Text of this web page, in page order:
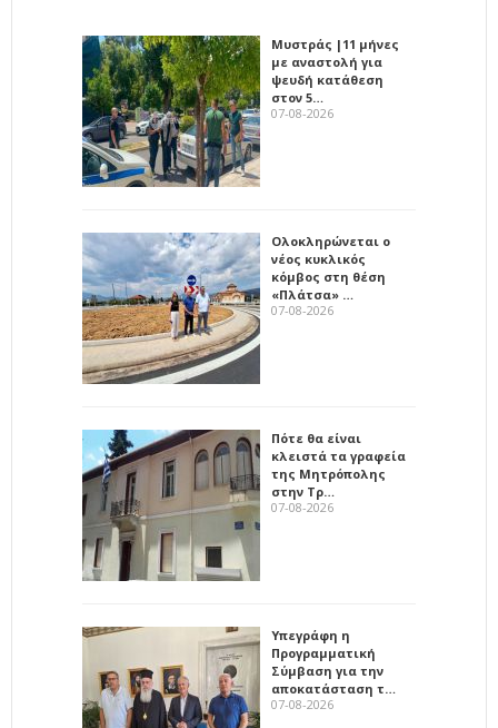
Μυστράς |11 μήνες
με αναστολή για
ψευδή κατάθεση
στον 5…
07-08-2026
Ολοκληρώνεται ο
νέος κυκλικός
κόμβος στη θέση
«Πλάτσα» …
07-08-2026
Πότε θα είναι
κλειστά τα γραφεία
της Μητρόπολης
στην Τρ…
07-08-2026
Υπεγράφη η
Προγραμματική
Σύμβαση για την
αποκατάσταση τ…
07-08-2026